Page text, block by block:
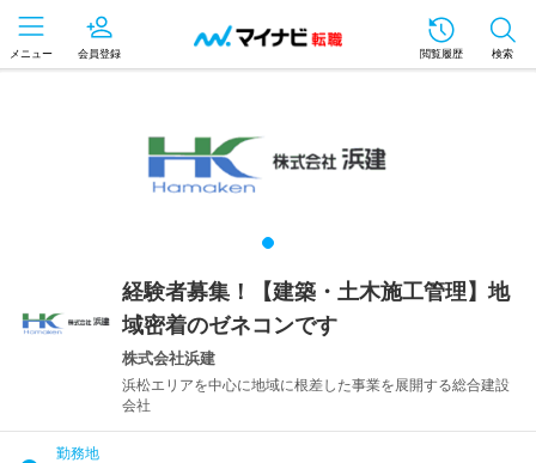
メニュー 会員登録 閲覧履歴 検索
経験者募集！【建築・土木施工管理】地
域密着のゼネコンです
株式会社浜建
浜松エリアを中心に地域に根差した事業を展開する総合建設
会社
勤務地